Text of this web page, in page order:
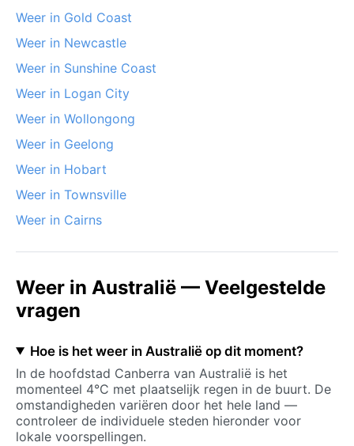
Weer in Gold Coast
Weer in Newcastle
Weer in Sunshine Coast
Weer in Logan City
Weer in Wollongong
Weer in Geelong
Weer in Hobart
Weer in Townsville
Weer in Cairns
Weer in Australië — Veelgestelde
vragen
Hoe is het weer in Australië op dit moment?
In de hoofdstad Canberra van Australië is het
momenteel 4°C met plaatselijk regen in de buurt. De
omstandigheden variëren door het hele land —
controleer de individuele steden hieronder voor
lokale voorspellingen.